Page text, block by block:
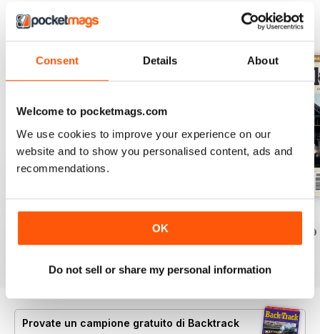
Consent Details About
Welcome to pocketmags.com
We use cookies to improve your experience on our
website and to show you personalised content, ads and
recommendations.
OK
Do not sell or share my personal information
EDIZIONI INDIETRO Visualizza tutti
July 2026 June 2026
Acquista per
May 2026
€6,99
Provate un campione gratuito di Backtrack